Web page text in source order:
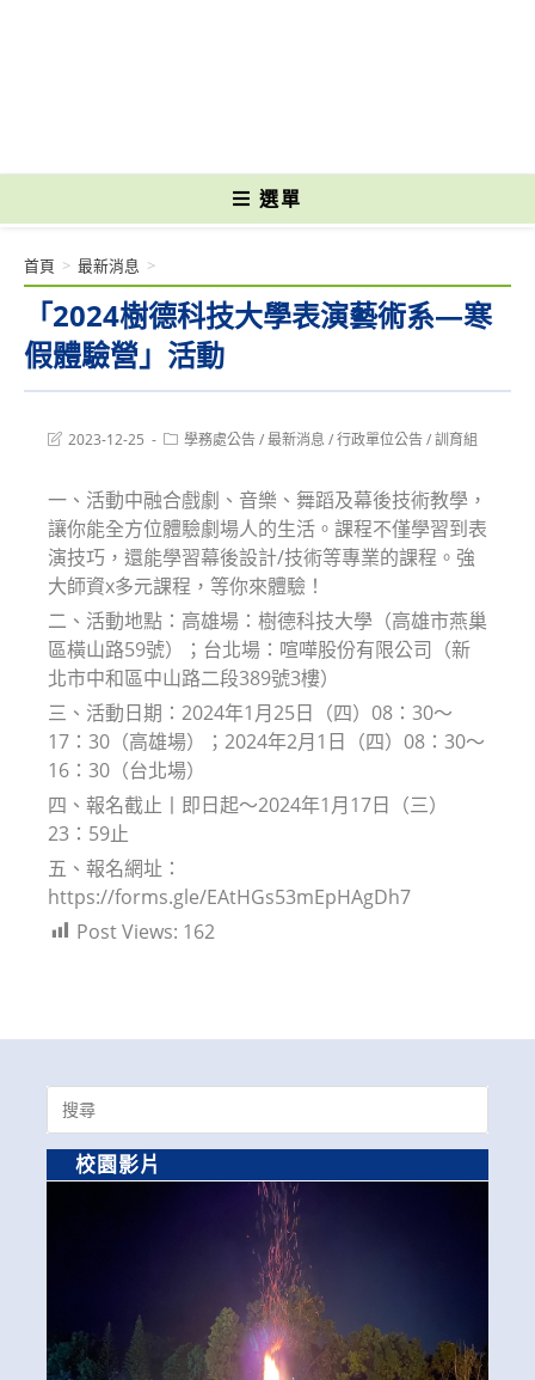
選單
「2024樹德科技大學表演藝術系—寒
假體驗營」活動
首頁 > 最新消息 >
Post2023-12-25
Post學務處公告/最新消息 /行政單位公告/訓育組
一、活動中融合戲劇、音樂、舞蹈及幕後技術教學，
讓你能全方位體驗劇場人的生活。課程不僅學習到表
演技巧，還能學習幕後設計/技術等專業的課程。強
大師資x多元課程，等你來體驗！
二、活動地點：高雄場：樹德科技大學（高雄市燕巢
區橫山路59號）；台北場：喧嘩股份有限公司（新
北市中和區中山路二段389號3樓）
三、活動日期：2024年1月25日（四）08：30～
17：30（高雄場）；2024年2月1日（四）08：30～
16：30（台北場）
四、報名截止丨即日起～2024年1月17日（三）
23：59止
五、報名網址：
https://forms.gle/EAtHGs53mEpHAgDh7
Post Views: 162
Search
for:
校園影片